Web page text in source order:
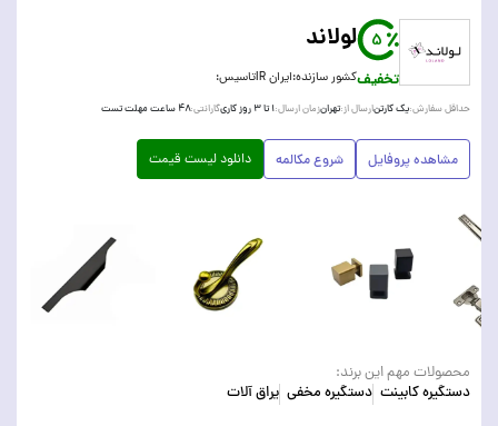
5
تخفیف
لولاند
کشور سازنده:ایران IR تاسیس:
حداقل سفارش:یک کارتنارسال از:تهرانزمان ارسال:۱ تا ۳ روز کاری گارانتی:۴۸ ساعت مهلت تست
مشاهده پروفایل شروع مکالمه دانلود لیست قیمت
محصولات مهم این برند:
دستگیره کابینت دستگیره مخفی یراق آلات